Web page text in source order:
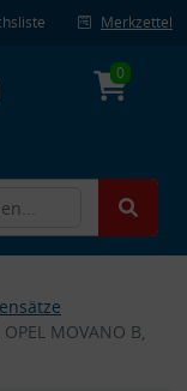
Merkzettel
0
MOVANO B,